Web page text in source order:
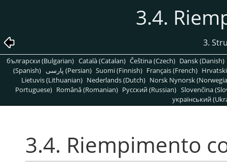
3.4.
3.
български (Bulgarian) Català (Catalan) Čeština (Czech) Dansk (Danish)
(Spanish)
پارسی (Persian) Suomi (Finnish) Français (French)
Lietuvis (Lithuanian) Nederlands (Dutch) Norsk Nynorsk
Portuguese) Română (Romanian) Pусский (Russian) Slovenčina
український
3.4. Riempimento